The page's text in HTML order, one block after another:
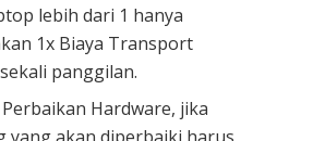
lebih dari 1 hanya
1x Biaya Transport
panggilan.
Hardware, jika